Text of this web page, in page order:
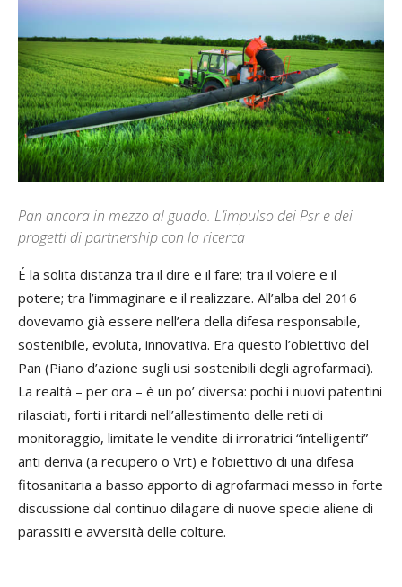
Pan ancora in mezzo al guado. L’impulso dei Psr e dei
progetti di partnership con la ricerca
É la solita distanza tra il dire e il fare; tra il volere e il
potere; tra l’immaginare e il realizzare. All’alba del 2016
dovevamo già essere nell’era della difesa responsabile,
sostenibile, evoluta, innovativa. Era questo l’obiettivo del
Pan (Piano d’azione sugli usi sostenibili degli agrofarmaci).
La realtà – per ora – è un po’ diversa: pochi i nuovi patentini
rilasciati, forti i ritardi nell’allestimento delle reti di
monitoraggio, limitate le vendite di irroratrici “intelligenti”
anti deriva (a recupero o Vrt) e l’obiettivo di una difesa
fitosanitaria a basso apporto di agrofarmaci messo in forte
discussione dal continuo dilagare di nuove specie aliene di
parassiti e avversità delle colture.